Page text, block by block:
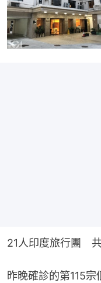
21人印度旅行團　
昨晚確診的第115